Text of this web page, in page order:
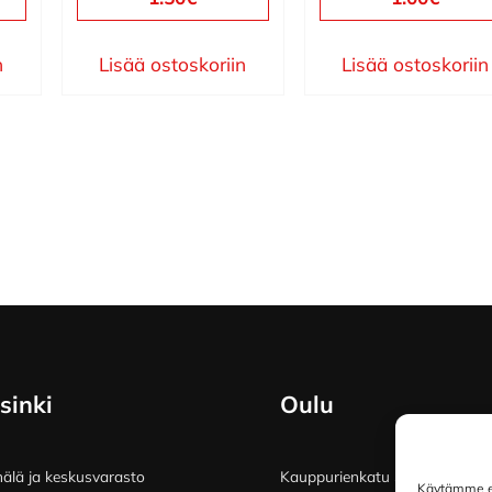
Käytämme
Lisää ostoskoriin Lisää ostoskoriin
ja keskusvarasto
Oulu
Kauppurienkatu 34